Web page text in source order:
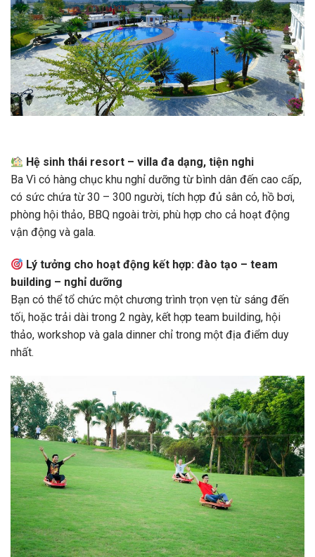
Hệ sinh thái resort – villa đa dạng, tiện nghi
Ba Vì có hàng chục khu nghỉ dưỡng từ bình dân đến cao cấp,
có sức chứa từ 30 – 300 người, tích hợp đủ sân cỏ, hồ bơi,
phòng hội thảo, BBQ ngoài trời, phù hợp cho cả hoạt động
vận động và gala.
Lý tưởng cho hoạt động kết hợp: đào tạo – team
building – nghỉ dưỡng
Bạn có thể tổ chức một chương trình trọn vẹn từ sáng đến
tối, hoặc trải dài trong 2 ngày, kết hợp team building, hội
thảo, workshop và gala dinner chỉ trong một địa điểm duy
nhất.